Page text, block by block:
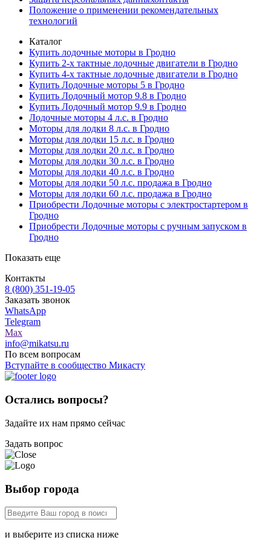
Положение о применении рекомендательных
технологий
Каталог
Купить лодочные моторы в Гродно
Купить 2-х тактные лодочные двигатели в Гродно
Купить 4-х тактные лодочные двигатели в Гродно
Купить Лодочные моторы 5 в Гродно
Купить Лодочный мотор 9.8 в Гродно
Купить Лодочный мотор 9.9 в Гродно
Лодочные моторы 4 л.с. в Гродно
Моторы для лодки 8 л.с. в Гродно
Моторы для лодки 15 л.с. в Гродно
Моторы для лодки 20 л.с. в Гродно
Моторы для лодки 30 л.с. в Гродно
Моторы для лодки 40 л.с. в Гродно
Моторы для лодки 50 л.с. продажа в Гродно
Моторы для лодки 60 л.с. продажа в Гродно
Приобрести Лодочные моторы с электростартером в
Гродно
Приобрести Лодочные моторы с ручным запуском в
Гродно
Показать еще
Контакты
8 (800) 351-19-05
Заказать звонок
WhatsApp
Telegram
Max
info@mikatsu.ru
По всем вопросам
Вступайте в сообщество Микасту
Остались вопросы?
Задайте их нам прямо сейчас
Задать вопрос
Выбор города
и выберите из списка ниже